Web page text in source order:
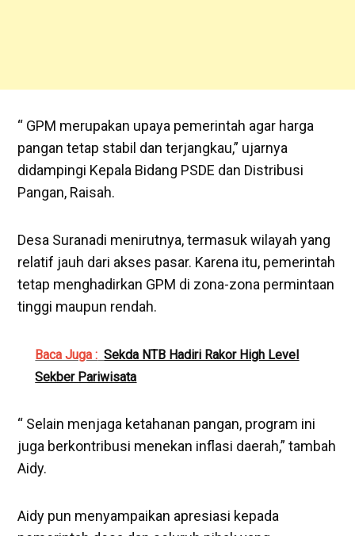
“ GPM merupakan upaya pemerintah agar harga
pangan tetap stabil dan terjangkau,” ujarnya
didampingi Kepala Bidang PSDE dan Distribusi
Pangan, Raisah.
Desa Suranadi menirutnya, termasuk wilayah yang
relatif jauh dari akses pasar. Karena itu, pemerintah
tetap menghadirkan GPM di zona-zona permintaan
tinggi maupun rendah.
Baca Juga : Sekda NTB Hadiri Rakor High Level
Sekber Pariwisata
“ Selain menjaga ketahanan pangan, program ini
juga berkontribusi menekan inflasi daerah,” tambah
Aidy.
Aidy pun menyampaikan apresiasi kepada